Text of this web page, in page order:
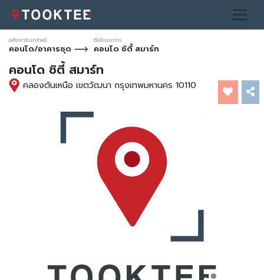
อสังหาริมทรัพย์
คอนโด/อาคารชุด
ชื่อโครงการ
คอนโด ซิตี้ สมาร์ท
คอนโด ซิตี้ สมาร์ท
คลองตันเหนือ เขตวัฒนา กรุงเทพมหานคร 10110